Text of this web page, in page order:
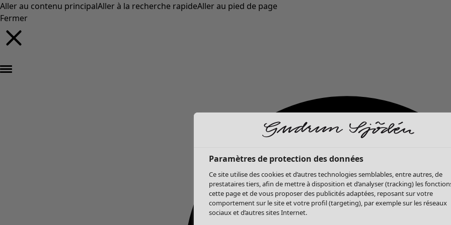
Aller au contenu principalAller à la recherche rapideAller au pied de page
Fermer
Paramètres de protection des données
Ce site utilise des cookies et d’autres technologies semblables, entre autres, de
prestataires tiers, afin de mettre à disposition et d’analyser (tracking) les
cette page et de vous proposer des publicités adaptées, reposant sur votre
comportement sur le site et votre profil (targeting), par exemple sur les réseaux
sociaux et d’autres sites Internet.